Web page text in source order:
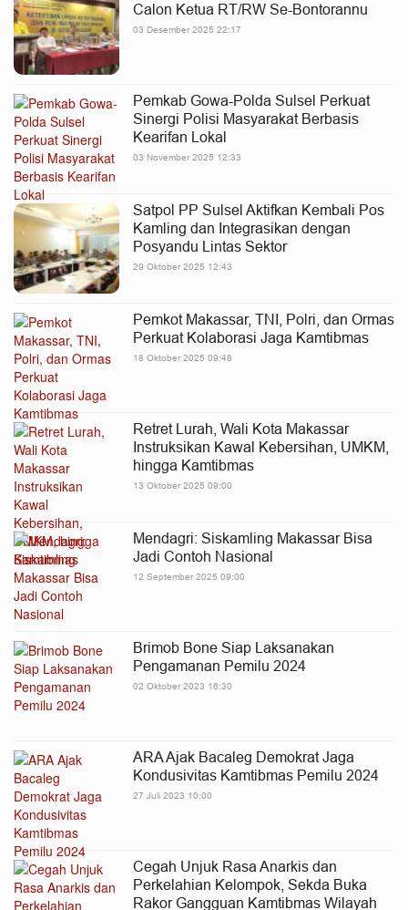
Calon Ketua RT/RW Se-Bontorannu
03 Desember 2025 22:17
Pemkab Gowa-Polda Sulsel Perkuat
Sinergi Polisi Masyarakat Berbasis
Kearifan Lokal
03 November 2025 12:33
Satpol PP Sulsel Aktifkan Kembali Pos
Kamling dan Integrasikan dengan
Posyandu Lintas Sektor
29 Oktober 2025 12:43
Pemkot Makassar, TNI, Polri, dan Ormas
Perkuat Kolaborasi Jaga Kamtibmas
18 Oktober 2025 09:48
Retret Lurah, Wali Kota Makassar
Instruksikan Kawal Kebersihan, UMKM,
hingga Kamtibmas
13 Oktober 2025 09:00
Mendagri: Siskamling Makassar Bisa
Jadi Contoh Nasional
12 September 2025 09:00
Brimob Bone Siap Laksanakan
Pengamanan Pemilu 2024
02 Oktober 2023 16:30
ARA Ajak Bacaleg Demokrat Jaga
Kondusivitas Kamtibmas Pemilu 2024
27 Juli 2023 10:00
Cegah Unjuk Rasa Anarkis dan
Perkelahian Kelompok, Sekda Buka
Rakor Gangguan Kamtibmas Wilayah